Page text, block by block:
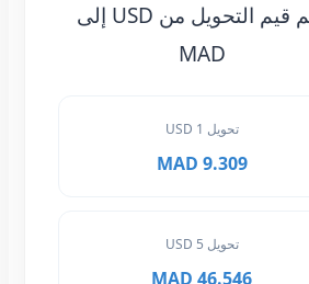
أهم قيم التحويل من USD إلى
MAD
تحويل 1 USD
9.309 MAD
تحويل 5 USD
46.546 MAD